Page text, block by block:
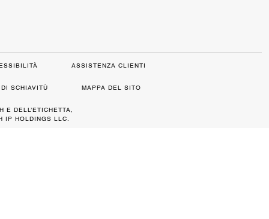
ASSISTENZA CLIENTI
SCHIAVITÙ MAPPA DEL SITO
DELL’ETICHETTA,
IP HOLDINGS LLC.